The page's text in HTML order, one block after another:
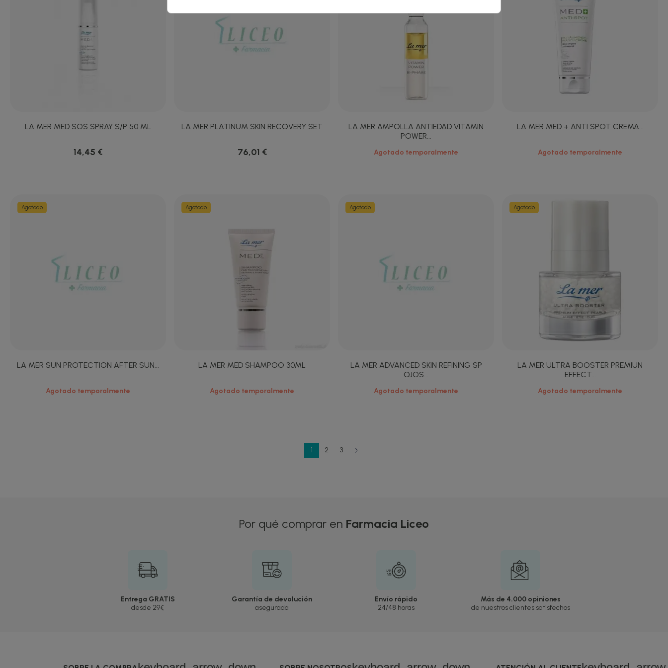
LA MER MED SOS SPRAY S/P 50 ML
14,45 €
LA MER PLATINUM SKIN RECOVERY SET
76,01 €
LA MER AMPOLLA ANTIEDAD VITAMIN
POWER...
Agotado temporalmente
LA MER MED + ANTI SPOT CREMA...
Agotado temporalmente
LA MER SUN PROTECTION AFTER SUN...
Agotado temporalmente
Agotado
LA MER MED SHAMPOO 30ML
Agotado temporalmente
Agotado
LA MER ADVANCED SKIN REFINING SP
OJOS...
Agotado temporalmente
Agotado
LA MER ULTRA BOOSTER PREMIUN
EFFECT...
Agotado temporalmente
Agotado
1 2 3
Por qué comprar en Farmacia Liceo
Entrega GRATIS
desde 29€
Garantía de devolución
asegurada
Envío rápido
24/48 horas
Más de 4.000 opiniones
de nuestros clientes satisfechos